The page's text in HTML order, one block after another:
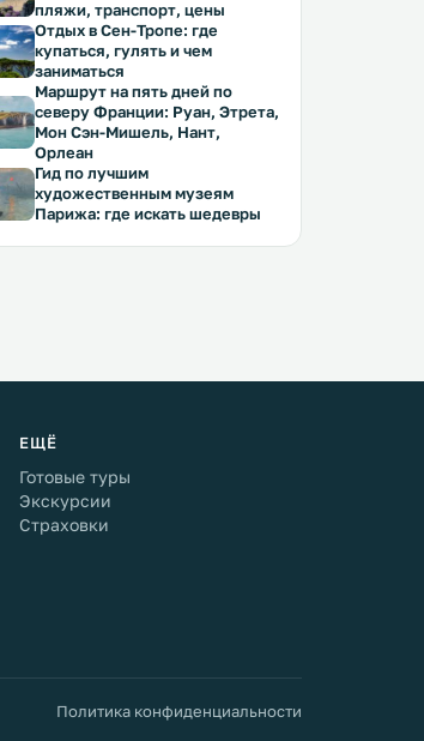
пляжи, транспорт, цены
Отдых в Сен-Тропе: где
купаться, гулять и чем
заниматься
Маршрут на пять дней по
северу Франции: Руан, Этрета,
Мон Сэн-Мишель, Нант,
Орлеан
Гид по лучшим
художественным музеям
Парижа: где искать шедевры
ЕЩЁ
Готовые туры
Экскурсии
Страховки
Политика конфиденциальности